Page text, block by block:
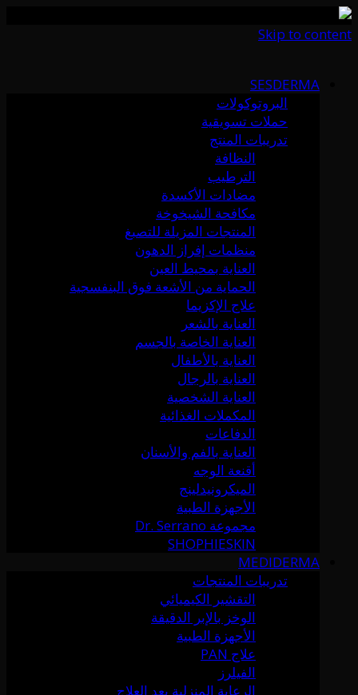
Skip to content
SESDERMA
البروتوكولات
حملات تسويقية
تدريبات المنتج
النظافة
الترطيب
مضادات الأكسدة
مكافحة الشيخوخة
المنتجات المزيلة للتصبغ
منظمات إفراز الدهون
العناية بمحيط العين
الحماية من الأشعة فوق البنفسجية
علاج الإكزيما
العناية بالشعر
العناية الخاصة بالجسم
العناية بالأطفال
العناية بالرجال
العناية الشخصية
المكملات الغذائية
الدفاعات
العناية بالفم والأسنان
أقنعة الوجه
الميكرونيدلينج
الأجهزة الطبية
مجموعة Dr. Serrano
SHOPHIESKIN
MEDIDERMA
تدريبات المنتجات
التقشير الكيميائي
الوخز بالإبر الدقيقة
الأجهزة الطبية
علاج PAN
الفيلرز
الرعاية المنزلية بعد العلاج